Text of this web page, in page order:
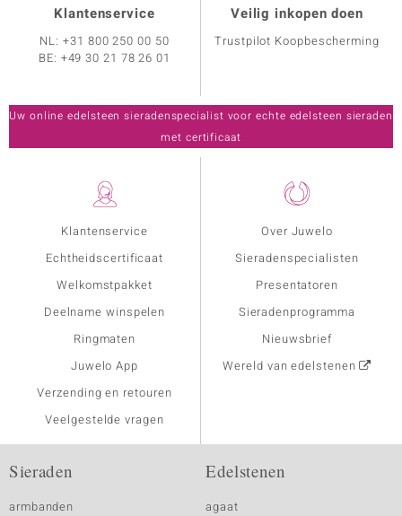
Klantenservice
Echtheidscertificaat
Welkomstpakket
Deelname winspelen
Ringmaten
Juwelo App
Verzending en retouren
Veelgestelde vragen
Over Juwelo
Sieradenspecialisten
Presentatoren
Sieradenprogramma
Nieuwsbrief
Wereld van edelstenen
Klantenservice
NL:+31 800 250 00 50
BE: +49 30 21 78 26 01
Veilig inkopen doen
Trustpilot Koopbescherming
Uw online edelsteen sieradenspecialist voor echte edelsteen sieraden
met certificaat
Sieraden
armbanden
Edelstenen
agaat